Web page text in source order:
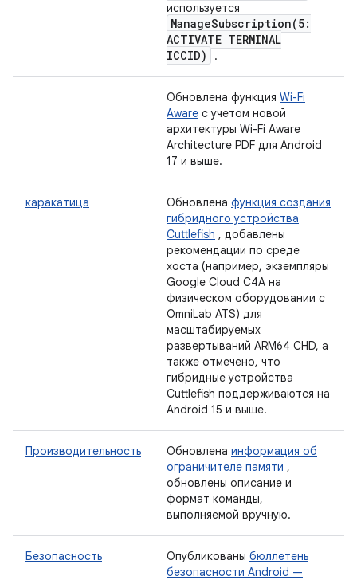
используется
ManageSubscription(5:
ACTIVATE TERMINAL
ICCID)
.
Обновлена ​​функция Wi-Fi
Aware с учетом новой
архитектуры Wi-Fi Aware
Architecture PDF для Android
17 и выше.
каракатица Обновлена ​​функция создания
гибридного устройства
Cuttlefish , добавлены
рекомендации по среде
хоста (например, экземпляры
Google Cloud C4A на
физическом оборудовании с
OmniLab ATS) для
масштабируемых
развертываний ARM64 CHD, а
также отмечено, что
гибридные устройства
Cuttlefish поддерживаются на
Android 15 и выше.
Производительность Обновлена ​​информация об
ограничителе памяти ,
обновлены описание и
формат команды,
выполняемой вручную.
Безопасность Опубликованы бюллетень
безопасности Android —